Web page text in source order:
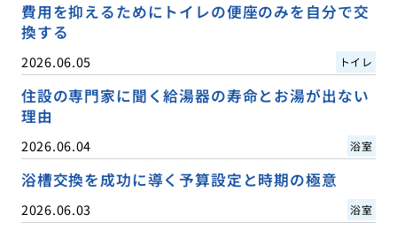
費用を抑えるためにトイレの便座のみを自分で交
換する
2026.06.05 トイレ
住設の専門家に聞く給湯器の寿命とお湯が出ない
理由
2026.06.04 浴室
浴槽交換を成功に導く予算設定と時期の極意
2026.06.03 浴室